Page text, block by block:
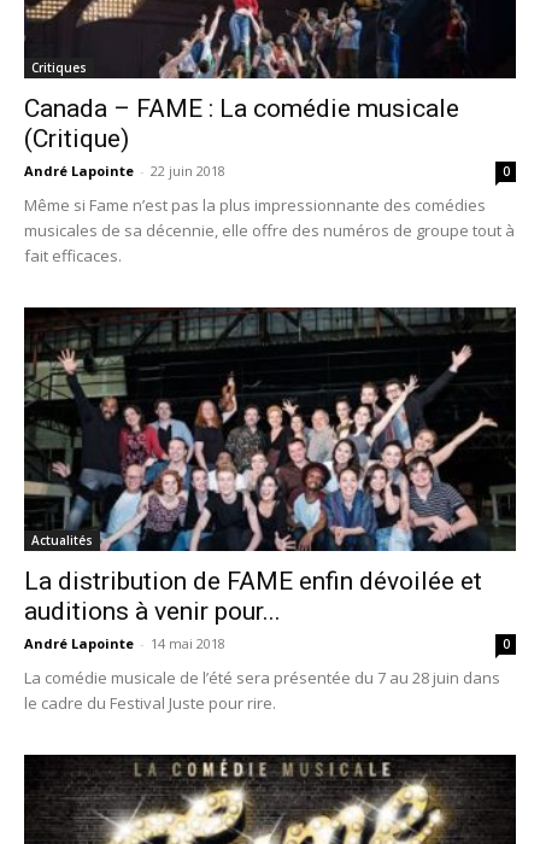
Critiques
Canada – FAME : La comédie musicale
(Critique)
André Lapointe - 22 juin 2018 0
Même si Fame n’est pas la plus impressionnante des comédies
musicales de sa décennie, elle offre des numéros de groupe tout à
fait efficaces.
Actualités
La distribution de FAME enfin dévoilée et
auditions à venir pour...
André Lapointe - 14 mai 2018 0
La comédie musicale de l’été sera présentée du 7 au 28 juin dans
le cadre du Festival Juste pour rire.